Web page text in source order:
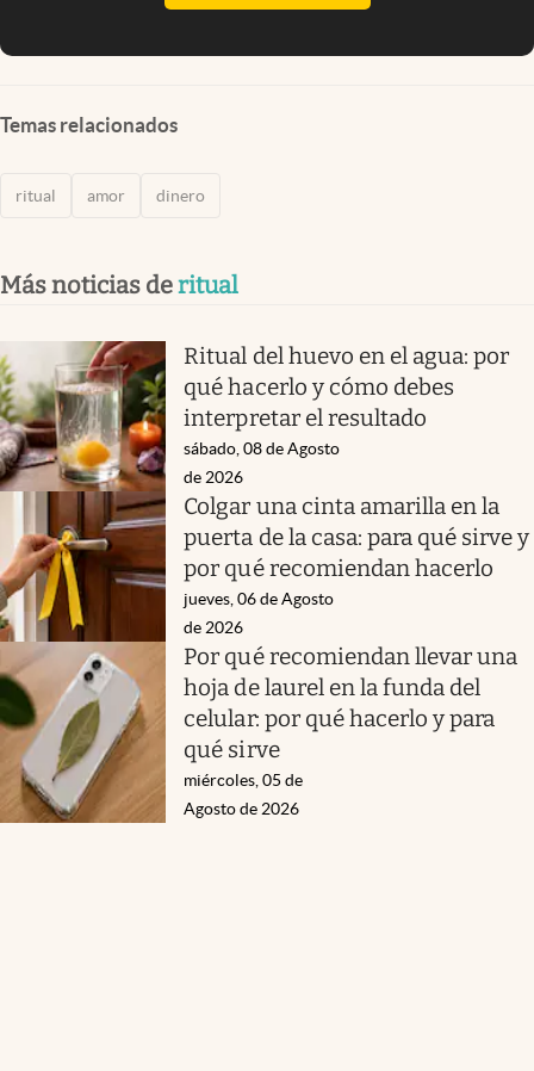
Temas relacionados
ritual amor dinero
Más noticias deritual
Ritual del huevo en el agua: por
qué hacerlo y cómo debes
interpretar el resultado
sábado, 08 de Agosto
de 2026
Colgar una cinta amarilla en la
puerta de la casa: para qué sirve y
por qué recomiendan hacerlo
jueves, 06 de Agosto
de 2026
Por qué recomiendan llevar una
hoja de laurel en la funda del
celular: por qué hacerlo y para
qué sirve
miércoles, 05 de
Agosto de 2026